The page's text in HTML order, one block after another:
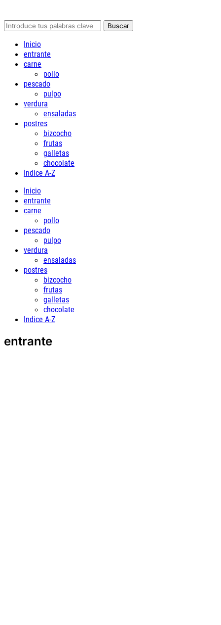
Inicio
entrante
carne
pollo
pescado
pulpo
verdura
ensaladas
postres
bizcocho
frutas
galletas
chocolate
Indice A-Z
Inicio
entrante
carne
pollo
pescado
pulpo
verdura
ensaladas
postres
bizcocho
frutas
galletas
chocolate
Indice A-Z
entrante